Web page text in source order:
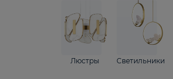
Люстры Светильники